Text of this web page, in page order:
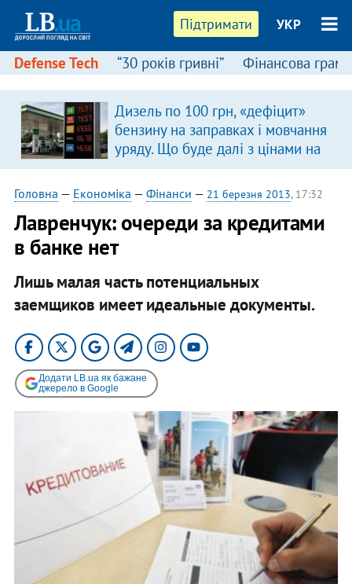
Підтримати УКР
Defense Tech “30 років гривні” Фінансова
Дизель по 100 грн, «дефіцит»
бензину на заправках і мовчання
уряду. Що буде далі з цінами на
пальне?
Головна — Економіка — Фінанси — 21 березня 2013, 17:32
Лавренчук: очереди за кредитами
в банке нет
Лишь малая часть потенциальных
заемщиков имеет идеальные документы.
Додати LB.ua як бажане
джерело в Google